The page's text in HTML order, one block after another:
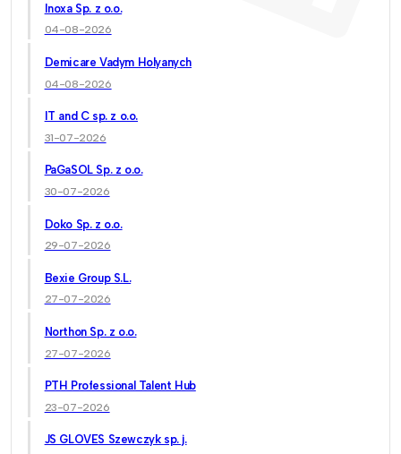
Inoxa Sp. z o.o.
04-08-2026
Demicare Vadym Holyanych
04-08-2026
IT and C sp. z o.o.
31-07-2026
PaGaSOL Sp. z o.o.
30-07-2026
Doko Sp. z o.o.
29-07-2026
Bexie Group S.L.
27-07-2026
Northon Sp. z o.o.
27-07-2026
PTH Professional Talent Hub
23-07-2026
JS GLOVES Szewczyk sp. j.